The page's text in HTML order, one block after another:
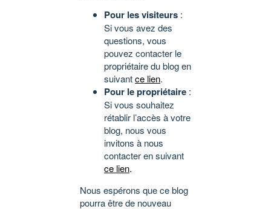
Pour les visiteurs :
Si vous avez des
questions, vous
pouvez contacter le
propriétaire du blog en
suivantce lien.
Pour le propriétaire :
Si vous souhaitez
rétablir l’accès à votre
blog, nous vous
invitons à nous
contacter en suivant
ce lien.
Nous espérons que ce blog
pourra être de nouveau